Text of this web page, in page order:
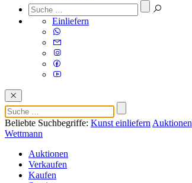
Einliefern
Beliebte Suchbegriffe: Kunst einliefern Auktionen
Wettmann
Auktionen
Verkaufen
Kaufen